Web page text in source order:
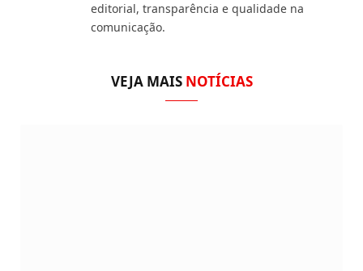
editorial, transparência e qualidade na
comunicação.
VEJA MAIS NOTÍCIAS